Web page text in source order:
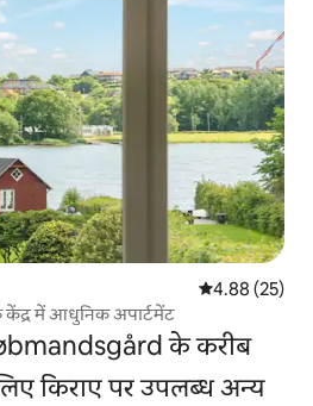
औसत रेटिंग 5 में
4.88 (25)
में आधुनिक अपार्टमेंट
के करीब
किराए पर उपलब्ध अन्य